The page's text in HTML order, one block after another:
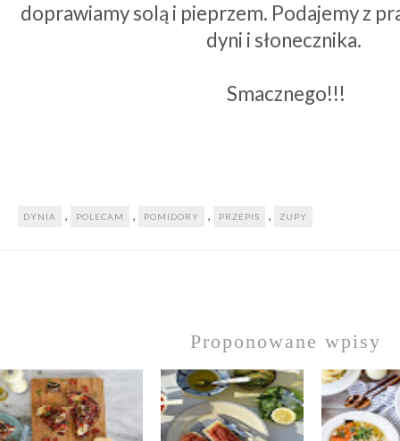
doprawiamy solą i pieprzem. Podajemy z
dyni i słonecznika.
Smacznego!!!
DYNIA , POLECAM , POMIDORY , PRZEPIS , ZUPY
Proponowane wpisy